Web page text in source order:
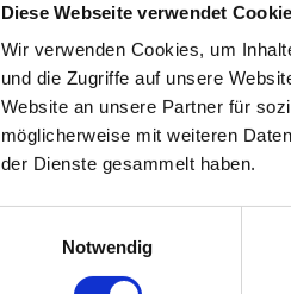
Diese Webseite verwendet
Wir verwenden Cookies, um
und die Zugriffe auf unsere
Website an unsere Partner für
möglicherweise mit weiteren
der Dienste gesammelt haben.
Notwendig